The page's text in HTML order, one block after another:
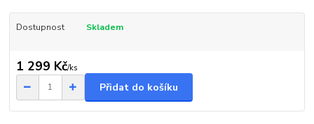
Dostupnost Skladem
1 299 Kč/ks
Přidat do košíku